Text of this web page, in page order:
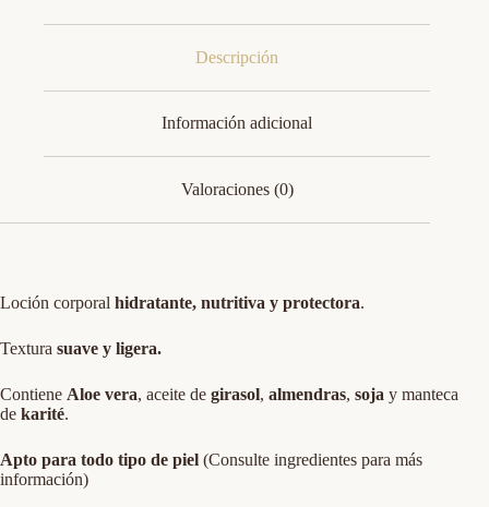
Descripción
Información adicional
Valoraciones (0)
Loción corporal hidratante, nutritiva y protectora.
Textura suave y ligera.
Contiene Aloe vera, aceite de girasol, almendras, soja y manteca
de karité.
Apto para todo tipo de piel (Consulte ingredientes para más
información)